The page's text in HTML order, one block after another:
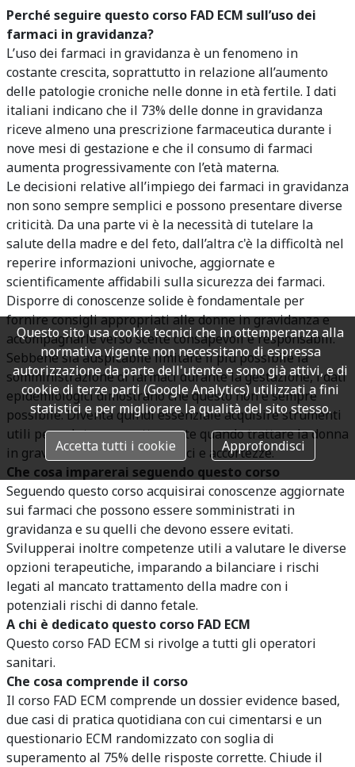
Perché seguire questo corso FAD ECM sull’uso dei
farmaci in gravidanza?
L’uso dei farmaci in gravidanza è un fenomeno in
costante crescita, soprattutto in relazione all’aumento
delle patologie croniche nelle donne in età fertile. I dati
italiani indicano che il 73% delle donne in gravidanza
riceve almeno una prescrizione farmaceutica durante i
nove mesi di gestazione e che il consumo di farmaci
aumenta progressivamente con l’età materna.
Le decisioni relative all’impiego dei farmaci in gravidanza
non sono sempre semplici e possono presentare diverse
criticità. Da una parte vi è la necessità di tutelare la
salute della madre e del feto, dall’altra c'è la difficoltà nel
reperire informazioni univoche, aggiornate e
scientificamente affidabili sulla sicurezza dei farmaci.
Disporre di conoscenze solide è fondamentale per
fornire consigli appropriati alle donne in gravidanza e
accompagnarle verso scelte consapevoli e responsabili.
Sebbene sia auspicabile limitare il più possibile la
somministrazione di farmaci durante la gestazione, i dati
epidemiologici dimostrano che questo non è sempre
possibile. Diventa quindi essenziale acquisire strumenti
utili per valutare correttamente quando trattare la donna
in gravidanza, con quali farmaci e accortezze.
Che cosa imparerai seguendo questo corso
Seguendo questo corso acquisirai conoscenze aggiornate
sui farmaci che possono essere somministrati in
gravidanza e su quelli che devono essere evitati.
Svilupperai inoltre competenze utili a valutare le diverse
opzioni terapeutiche, imparando a bilanciare i rischi
legati al mancato trattamento della madre con i
potenziali rischi di danno fetale.
A chi è dedicato questo corso FAD ECM
Questo corso FAD ECM si rivolge a tutti gli operatori
sanitari.
Che cosa comprende il corso
Il corso FAD ECM comprende un dossier evidence based,
due casi di pratica quotidiana con cui cimentarsi e un
questionario ECM randomizzato con soglia di
superamento al 75% delle risposte corrette. Chiude il
Questo sito usa cookie tecnici che in ottemperanza alla
normativa vigente non necessitano di espressa
autorizzazione da parte dell'utente e sono già attivi, e di
cookie di terze parti (Google Analytics) utilizzati a fini
statistici e per migliorare la qualità del sito stesso.
Accetta tutti i cookie Approfondisci